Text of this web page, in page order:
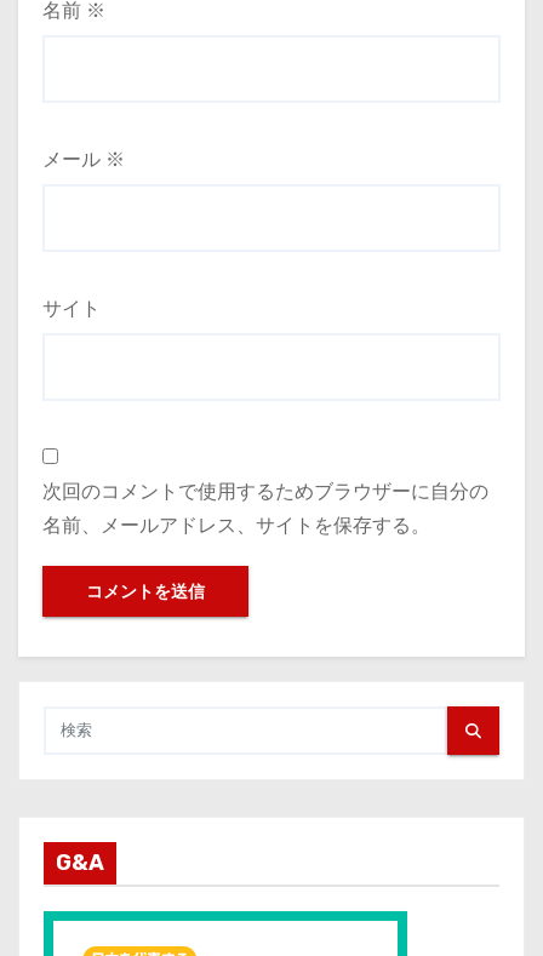
名前 ※
メール ※
サイト
次回のコメントで使用するためブラウザーに自分の
名前、メールアドレス、サイトを保存する。
G&A